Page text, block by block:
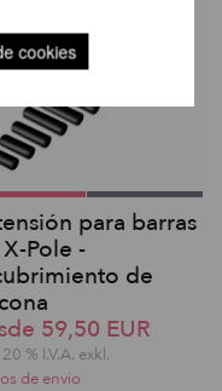
para barras
Pole -
de
59,50 EUR
% I.V.A. exkl.
de envio
cookies